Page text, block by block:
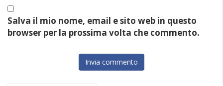
Salva il mio nome, email e sito web in questo
browser per la prossima volta che commento.